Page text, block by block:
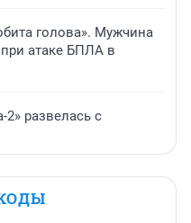
голова». Мужчина
при атаке БПЛА в
2» развелась с